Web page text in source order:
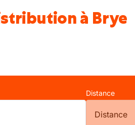
à Brye
Distance
Distance